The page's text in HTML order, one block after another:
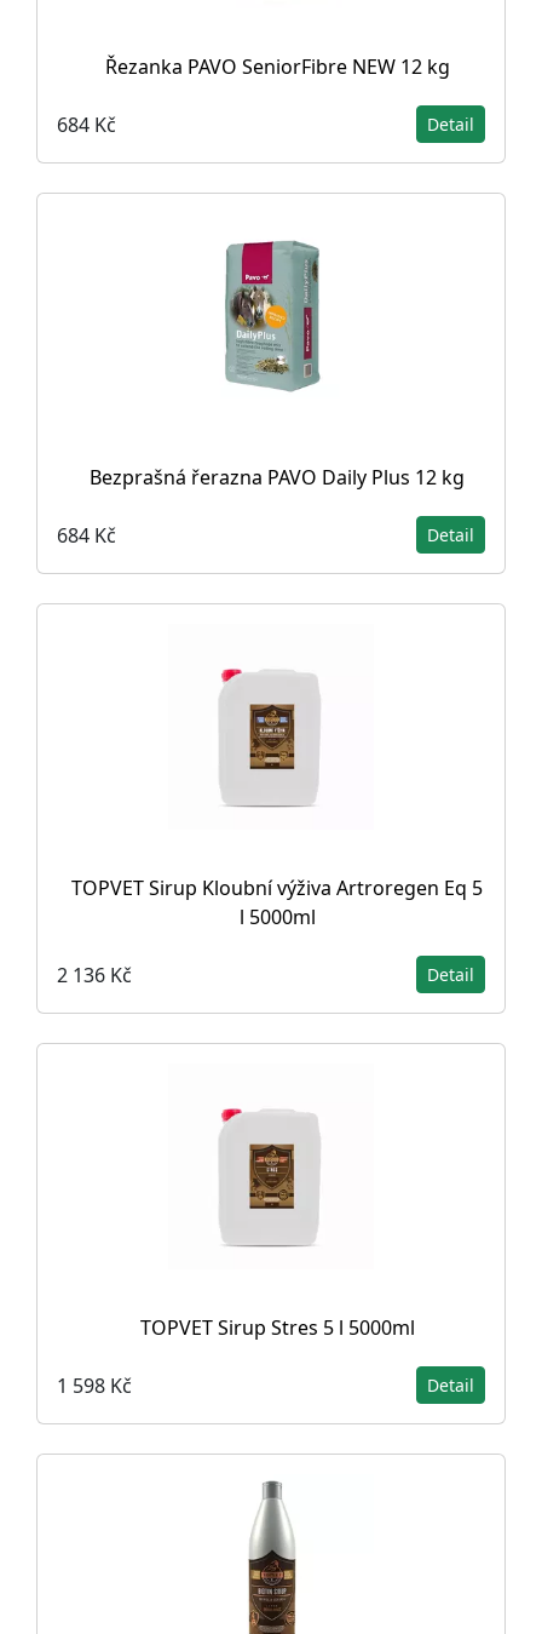
Řezanka PAVO SeniorFibre NEW 12 kg
684 Kč Detail
Bezprašná řerazna PAVO Daily Plus 12 kg
684 Kč Detail
TOPVET Sirup Kloubní výživa Artroregen Eq 5
l 5000ml
2 136 Kč Detail
TOPVET Sirup Stres 5 l 5000ml
1 598 Kč Detail